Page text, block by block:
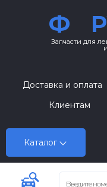
Ф
Запчасти для
Каталог
Доставка и оплата
Клиентам